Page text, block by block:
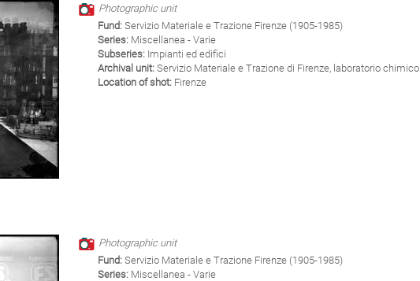
Photographic unit
Fund:Servizio Materiale e Trazione Firenze (1905-1985)
Series:Miscellanea - Varie
Subseries:Impianti ed edifici
Archival unit:Servizio Materiale e Trazione di Firenze, laboratorio chimico
Location of shot:Firenze
Photographic unit
Fund:Servizio Materiale e Trazione Firenze (1905-1985)
Series:Miscellanea - Varie